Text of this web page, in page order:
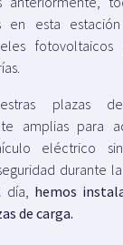
en esta
plazas
amplias para
eléctrico
durante
hemos
de carga.